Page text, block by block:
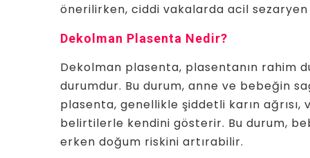
önerilirken, ciddi vakalarda acil
Dekolman Plasenta Nedir?
Dekolman plasenta, plasentanın rahim
durumdur. Bu durum, anne ve bebeğin
plasenta, genellikle şiddetli karın
belirtilerle kendini gösterir. Bu durum,
erken doğum riskini artırabilir.